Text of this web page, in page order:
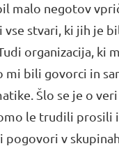
malo negotov
stvari, ki jih je
organizacija, ki
mi bili govorci in
Šlo se je o
le trudili prosili
v skupinah.